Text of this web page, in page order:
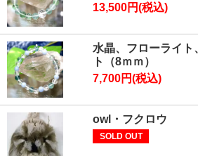
13,500円(税込)
水晶、フローライト
ト（8ｍｍ）
7,700円(税込)
owl・フクロウ
SOLD OUT